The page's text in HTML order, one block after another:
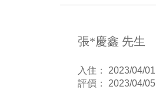
張*慶鑫 先生
入住： 2023/04/01
評價： 2023/04/05